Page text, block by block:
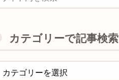
カテゴリーで記事検索